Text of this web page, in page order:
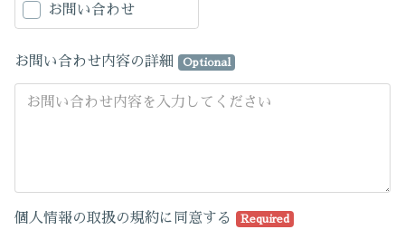
お問い合わせ
お問い合わせ内容の詳細 Optional
個人情報の取扱の規約に同意する Required